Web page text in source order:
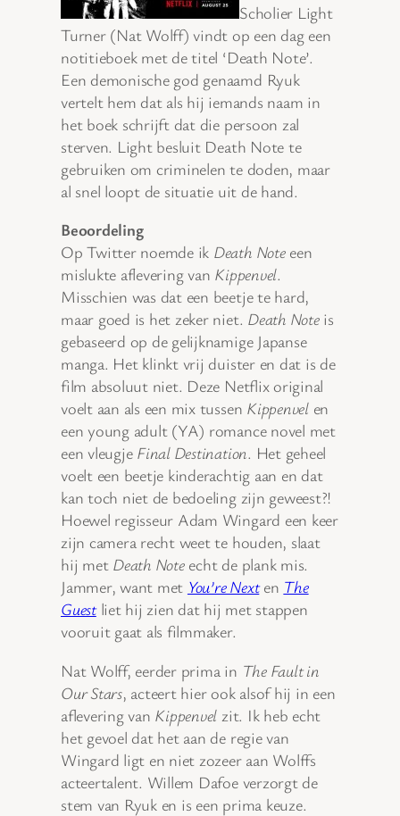
Scholier Light
Turner (Nat Wolff) vindt op een dag een
notitieboek met de titel ‘Death Note’.
Een demonische god genaamd Ryuk
vertelt hem dat als hij iemands naam in
het boek schrijft dat die persoon zal
sterven. Light besluit Death Note te
gebruiken om criminelen te doden, maar
al snel loopt de situatie uit de hand.
Beoordeling
Op Twitter noemde ik Death Noteeen
mislukte aflevering van Kippenvel.
Misschien was dat een beetje te hard,
maar goed is het zeker niet. Death Noteis
gebaseerd op de gelijknamige Japanse
manga. Het klinkt vrij duister en dat is de
film absoluut niet. Deze Netflix original
voelt aan als een mix tussen Kippenvelen
een young adult (YA) romance novel met
een vleugje Final Destination. Het geheel
voelt een beetje kinderachtig aan en dat
kan toch niet de bedoeling zijn geweest?!
Hoewel regisseur Adam Wingard een keer
zijn camera recht weet te houden, slaat
hij met Death Noteecht de plank mis.
Jammer, want met You’re Nexten The
Guestliet hij zien dat hij met stappen
vooruit gaat als filmmaker.
Nat Wolff, eerder prima in The Fault in
Our Stars, acteert hier ook alsof hij in een
aflevering van Kippenvel zit. Ik heb echt
het gevoel dat het aan de regie van
Wingard ligt en niet zozeer aan Wolffs
acteertalent. Willem Dafoe verzorgt de
stem van Ryuk en is een prima keuze.